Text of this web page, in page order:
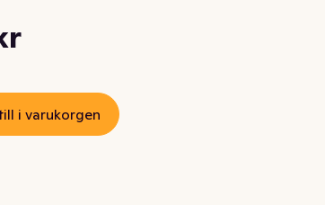
är: 18,50 kr
kr /l
i varukorgen